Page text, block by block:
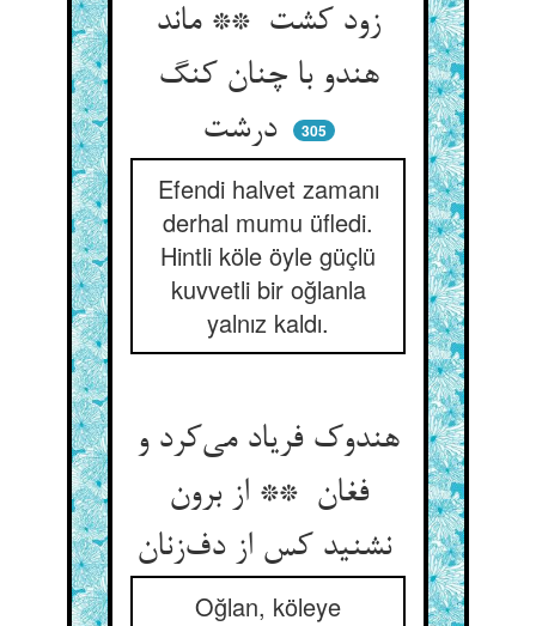
زود کشت ** ماند
هندو با چنان کنگ
درشت
305
Efendi halvet zamanı
derhal mumu üfledi.
Hintli köle öyle güçlü
kuvvetli bir oğlanla
yalnız kaldı.
هندوک فریاد می‌کرد و
فغان ** از برون
نشنید کس از دف‌زنان
Oğlan, köleye